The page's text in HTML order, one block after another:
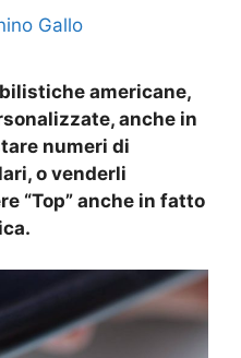
Gallo
americane,
anche in
numeri di
o venderli
“Top” anche in fatto